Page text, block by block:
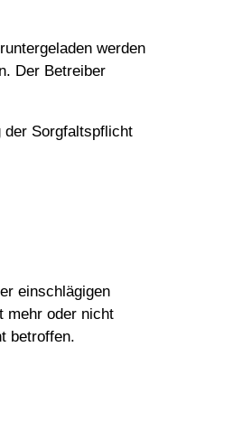
werden
Der Betreiber
der Sorgfaltspflicht
einschlägigen
mehr oder nicht
betroffen.